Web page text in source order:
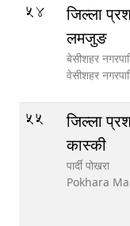
54
जिल्ला
लमजुङ
बेसीशहर
वेसीशहर
55
जिल्ला
कास्की
पार्दी पोखरा
Pokhara